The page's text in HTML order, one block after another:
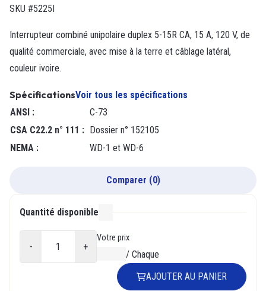
SKU #5225I
qualité commerciale, avec mise à la terre et câblage latéral,
couleur ivoire.
SpécificationsVoir tous les spécifications
ANSI :
C-73
CSA C22.2 n° 111 :
Dossier n° 152105
NEMA : WD-1 et WD-6
Comparer (0)
Quantité disponible
- +
Votre prix
/ Chaque
AJOUTER AU PANIER